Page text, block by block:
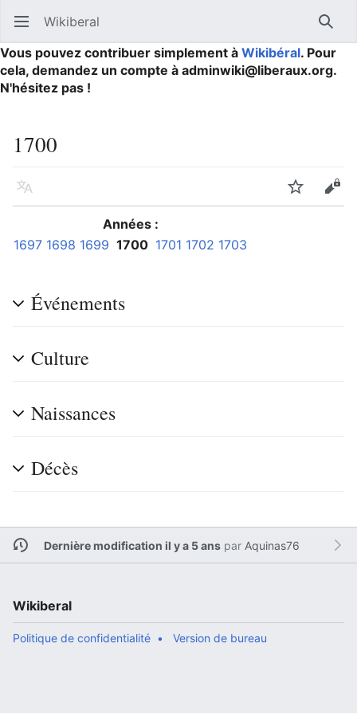
Ouvrir le menu principal Wikiberal
Vous pouvez contribuer simplement à Wikibéral. Pour
cela, demandez un compte à adminwiki@liberaux.org.
N'hésitez pas !
1700
Langue Suivre
Années :
1697 1698 1699 1700 1701 1702 1703
Événements
Culture
Naissances
Décès
Dernière modification il y a 5 anspar Aquinas76
Wikiberal
Politique de confidentialité Version de bureau